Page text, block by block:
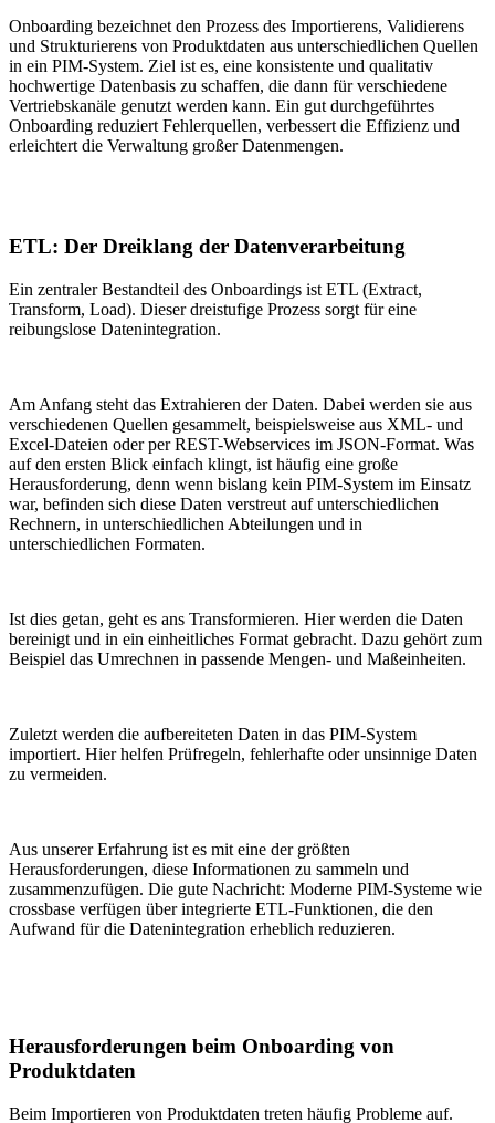
Onboarding bezeichnet den Prozess des Importierens, Validierens
und Strukturierens von Produktdaten aus unterschiedlichen Quellen
in ein PIM-System. Ziel ist es, eine konsistente und qualitativ
hochwertige Datenbasis zu schaffen, die dann für verschiedene
Vertriebskanäle genutzt werden kann. Ein gut durchgeführtes
Onboarding reduziert Fehlerquellen, verbessert die Effizienz und
erleichtert die Verwaltung großer Datenmengen.
ETL: Der Dreiklang der Datenverarbeitung
Ein zentraler Bestandteil des Onboardings ist ETL (Extract,
Transform, Load). Dieser dreistufige Prozess sorgt für eine
reibungslose Datenintegration.
Am Anfang steht das Extrahieren der Daten. Dabei werden sie aus
verschiedenen Quellen gesammelt, beispielsweise aus XML- und
Excel-Dateien oder per REST-Webservices im JSON-Format. Was
auf den ersten Blick einfach klingt, ist häufig eine große
Herausforderung, denn wenn bislang kein PIM-System im Einsatz
war, befinden sich diese Daten verstreut auf unterschiedlichen
Rechnern, in unterschiedlichen Abteilungen und in
unterschiedlichen Formaten.
Ist dies getan, geht es ans Transformieren. Hier werden die Daten
bereinigt und in ein einheitliches Format gebracht. Dazu gehört zum
Beispiel das Umrechnen in passende Mengen- und Maßeinheiten.
Zuletzt werden die aufbereiteten Daten in das PIM-System
importiert. Hier helfen Prüfregeln, fehlerhafte oder unsinnige Daten
zu vermeiden.
Aus unserer Erfahrung ist es mit eine der größten
Herausforderungen, diese Informationen zu sammeln und
zusammenzufügen. Die gute Nachricht: Moderne PIM-Systeme wie
crossbase verfügen über integrierte ETL-Funktionen, die den
Aufwand für die Datenintegration erheblich reduzieren.
Herausforderungen beim Onboarding von
Produktdaten
Beim Importieren von Produktdaten treten häufig Probleme auf.